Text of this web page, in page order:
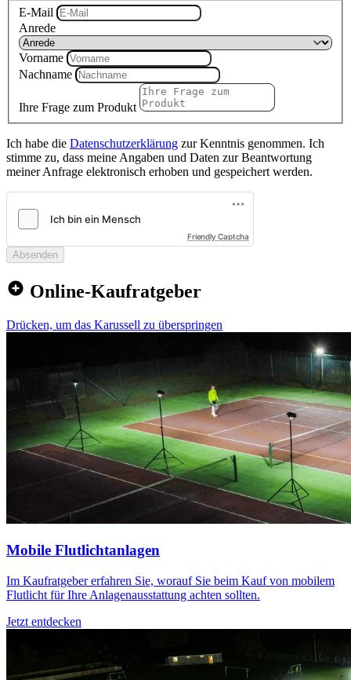
E-Mail
Anrede
Vorname
Nachname
Ihre Frage zum Produkt
Ich habe die Datenschutzerklärung zur Kenntnis genommen. Ich
stimme zu, dass meine Angaben und Daten zur Beantwortung
meiner Anfrage elektronisch erhoben und gespeichert werden.
Friendly Captcha
Absenden
Online-Kaufratgeber
Drücken, um das Karussell zu überspringen
Mobile Flutlichtanlagen
Im Kaufratgeber erfahren Sie, worauf Sie beim Kauf von mobilem
Flutlicht für Ihre Anlagenausstattung achten sollten.
Jetzt entdecken